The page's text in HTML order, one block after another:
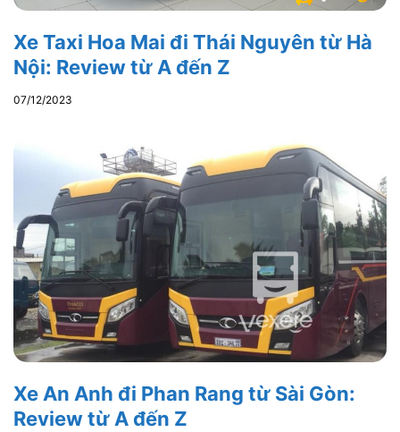
Xe Taxi Hoa Mai đi Thái Nguyên từ Hà
Nội: Review từ A đến Z
07/12/2023
Xe An Anh đi Phan Rang từ Sài Gòn:
Review từ A đến Z